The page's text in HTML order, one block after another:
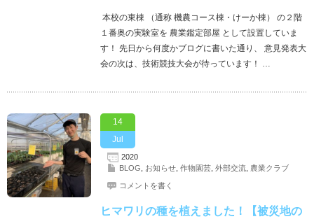
本校の東棟 （通称 機農コース棟・けーか棟） の２階
１番奥の実験室を 農業鑑定部屋 として設置していま
す！ 先日から何度かブログに書いた通り、 意見発表大
会の次は、技術競技大会が待っています！ …
14
Jul
2020
BLOG
お知らせ, 作物園芸, 外部交流 農業クラブ
コメントを書く
ヒマワリの種を植えました！【被災地の